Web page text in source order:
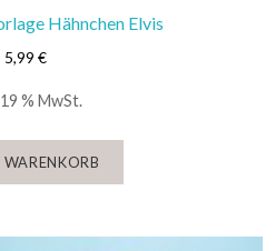
Hähnchen Elvis
5,99 €
% MwSt.
WARENKORB